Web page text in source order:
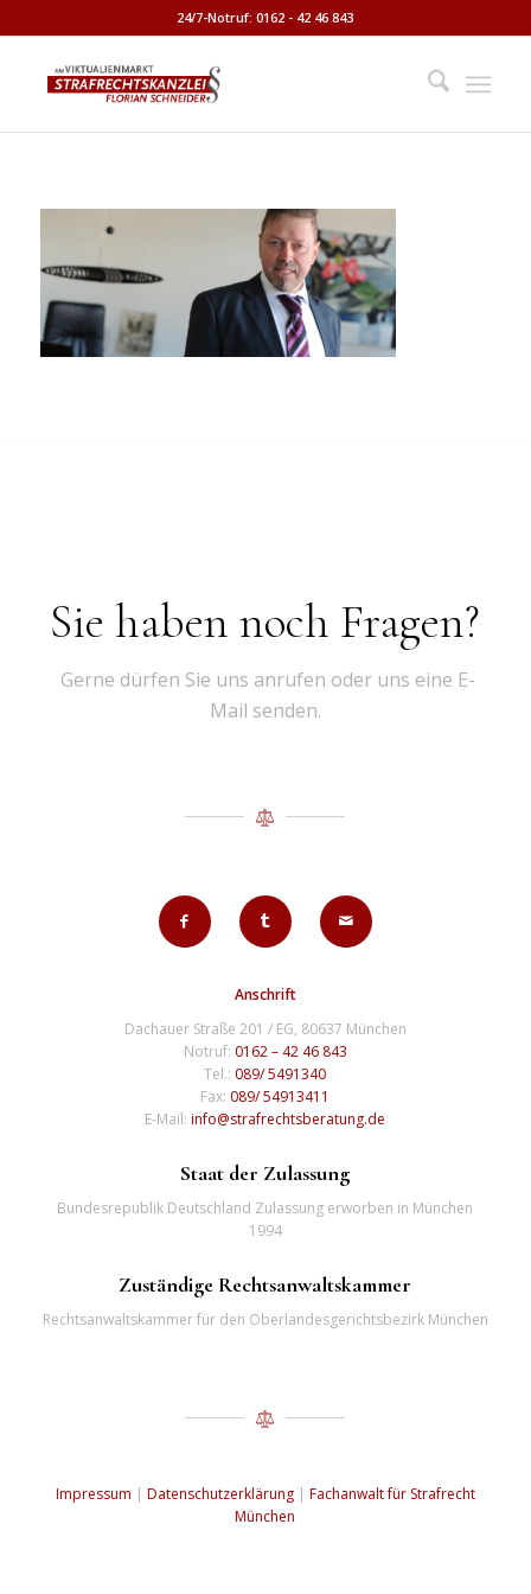
24/7-Notruf: 0162 - 42 46 843
Sie haben noch Fragen?
Gerne dürfen Sie uns anrufen oder uns eine E-
Mail senden.
Anschrift
Dachauer Straße 201 / EG, 80637 München
Notruf: 0162 – 42 46 843
Tel.: 089/ 5491340
Fax: 089/ 54913411
E-Mail:info@strafrechtsberatung.de
Staat der Zulassung
Bundesrepublik Deutschland Zulassung erworben in München
1994
Zuständige Rechtsanwaltskammer
Rechtsanwaltskammer für den Oberlandesgerichtsbezirk München
Impressum | Datenschutzerklärung| Fachanwalt für Strafrecht
München